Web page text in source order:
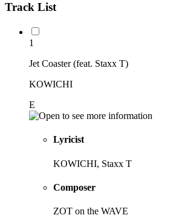
Track List
1
Jet Coaster (feat. Staxx T)
KOWICHI
E
Lyricist
KOWICHI, Staxx T
Composer
ZOT on the WAVE